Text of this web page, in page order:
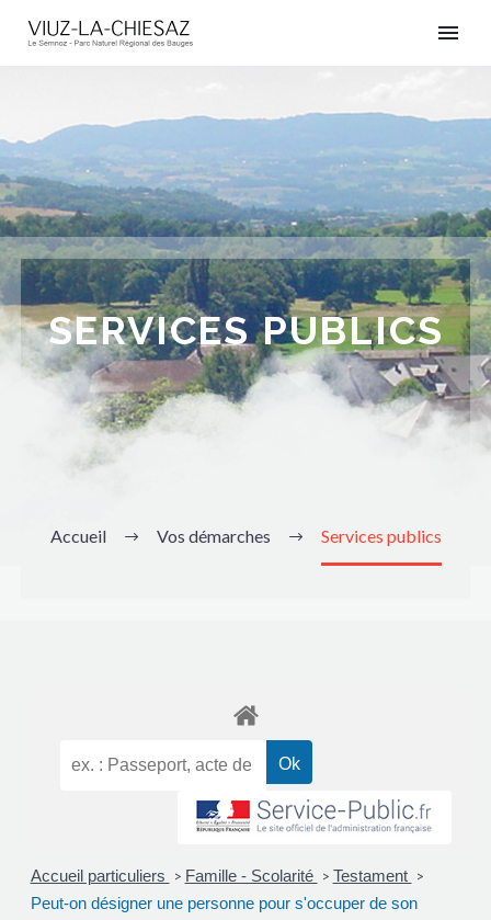
SERVICES PUBLICS
Accueil Vos démarches Services publics
Accueil particuliers > Famille - Scolarité > Testament >
Peut-on désigner une personne pour s'occuper de son